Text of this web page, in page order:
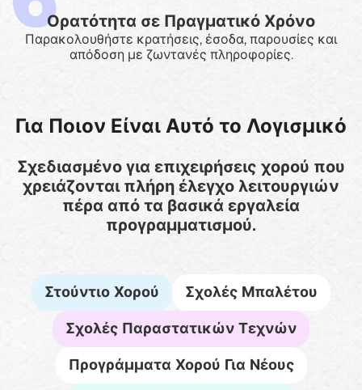
Ορατότητα σε Πραγματικό Χρόνο
Παρακολουθήστε κρατήσεις, έσοδα, παρουσίες και
απόδοση με ζωντανές πληροφορίες.
Για Ποιον Είναι Αυτό το Λογισμικό
Σχεδιασμένο για επιχειρήσεις χορού που
χρειάζονται πλήρη έλεγχο λειτουργιών
πέρα από τα βασικά εργαλεία
προγραμματισμού.
Στούντιο Χορού
Σχολές Μπαλέτου
Σχολές Παραστατικών Τεχνών
Προγράμματα Χορού Για Νέους